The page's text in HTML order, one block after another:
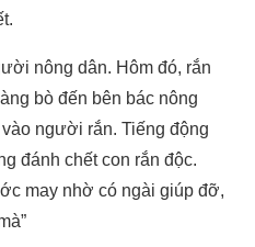
nông dân. Hôm đó, rắn
bò đến bên bác nông
người rắn. Tiếng động
đánh chết con rắn độc.
may nhờ có ngài giúp đỡ,